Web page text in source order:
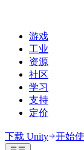
游戏
工业
资源
社区
学习
支持
定价
开发
使用案例
技术库
社区中心
适合每个级别
支持选项
下载 Unity 开始